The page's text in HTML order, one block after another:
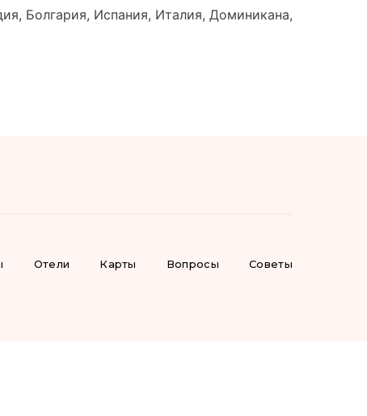
Болгария, Испания, Италия, Доминикана,
Отели Карты Вопросы Советы